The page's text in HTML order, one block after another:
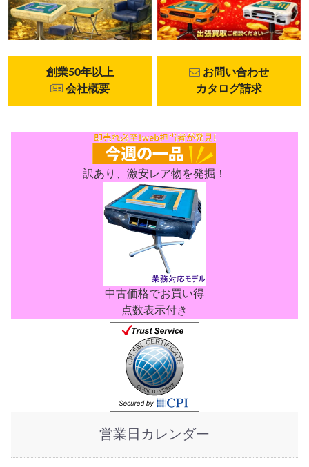
創業50年以上
会社概要
お問い合わせ
カタログ請求
訳あり、激安レア物を発掘！
中古価格でお買い得
点数表示付き
営業日カレンダー